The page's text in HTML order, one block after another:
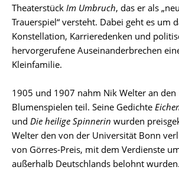
Theaterstück Im Umbruch, das er als
Trauerspiel“ versteht. Dabei geht es um
Konstellation, Karrieredenken und
hervorgerufene Auseinanderbrechen
Kleinfamilie.
1905 und 1907 nahm Nik Welter an den
Blumenspielen teil. Seine Gedichte
und Die heilige Spinnerin wurden
Welter den von der Universität Bonn
von Görres-Preis, mit dem Verdienste
außerhalb Deutschlands belohnt